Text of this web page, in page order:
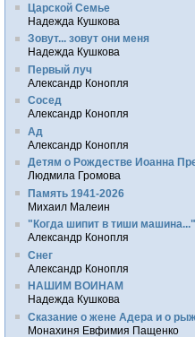
Царской Семье
Надежда Кушкова
Зовут... зовут они меня
Надежда Кушкова
Первый луч
Александр Конопля
Сосед
Александр Конопля
Ад
Александр Конопля
Детям о Рождестве Иоанна
Людмила Громова
Память 1941-2026
Михаил Малеин
"Когда шипит в тиши машина..."
Александр Конопля
Снег
Александр Конопля
НАШИМ ВОИНАМ
Надежда Кушкова
Сказание о жене Адера и о
Монахиня Евфимия Пащенко